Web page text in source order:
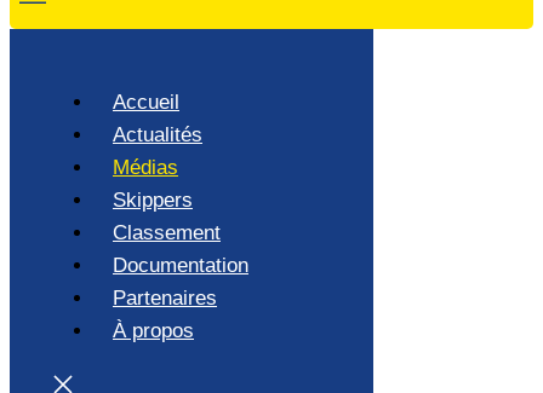
Accueil
Actualités
Médias
Skippers
Classement
Documentation
Partenaires
À propos